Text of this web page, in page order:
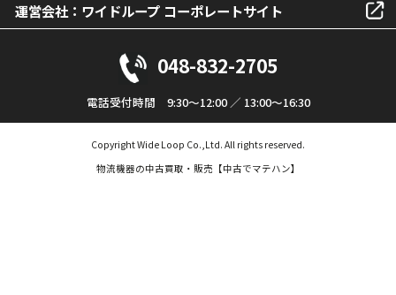
運営会社：ワイドループ コーポレートサイト
048-832-2705
電話受付時間 9:30～12:00 ／ 13:00～16:30
Copyright Wide Loop Co.,Ltd. All rights reserved.
物流機器の中古買取・販売【中古でマテハン】